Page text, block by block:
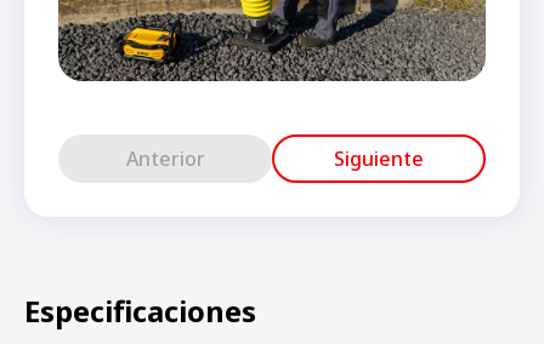
Anterior Siguiente
Especificaciones